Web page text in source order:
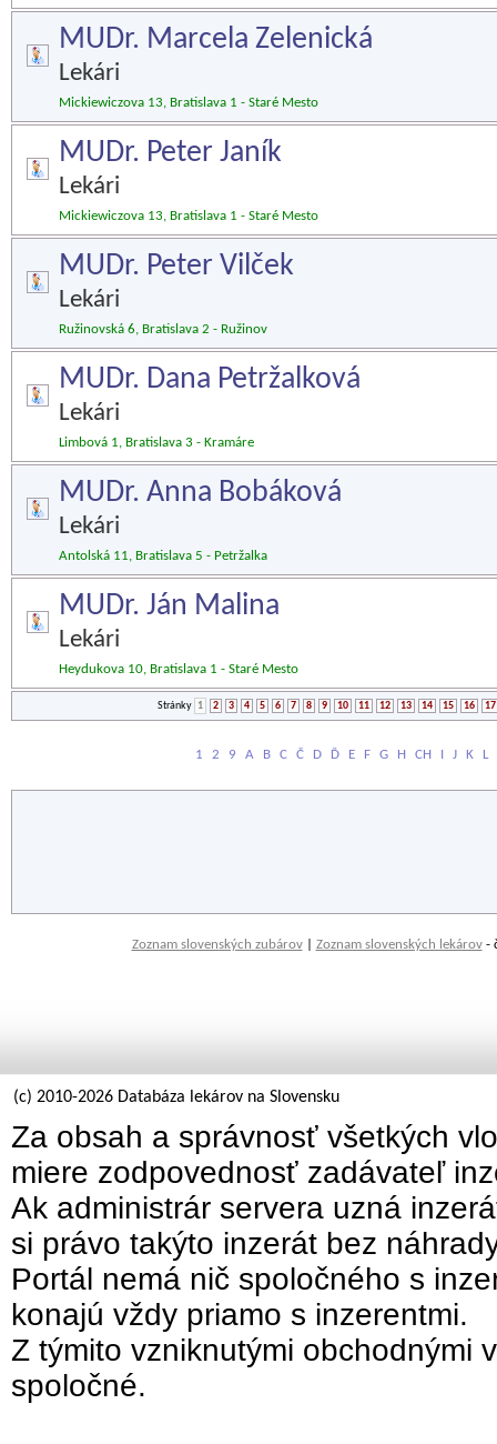
MUDr. Marcela Zelenická
Lekári
Mickiewiczova 13, Bratislava 1 - Staré Mesto
MUDr. Peter Janík
Lekári
Mickiewiczova 13, Bratislava 1 - Staré Mesto
MUDr. Peter Vilček
Lekári
Ružinovská 6, Bratislava 2 - Ružinov
MUDr. Dana Petržalková
Lekári
Limbová 1, Bratislava 3 - Kramáre
MUDr. Anna Bobáková
Lekári
Antolská 11, Bratislava 5 - Petržalka
MUDr. Ján Malina
Lekári
Heydukova 10, Bratislava 1 - Staré Mesto
Stránky 1 2 3 4 5 6 7 8 9 10 11 12 13 14 15 16 17
1 2 9 A B C Č D Ď E F G H CH I J K L
Zoznam slovenských zubárov| Zoznam slovenských lekárov-
(c) 2010-2026 Databáza lekárov na Slovensku
Za obsah a správnosť všetkých
miere zodpovednosť zadávateľ
Ak administrár servera uzná
si právo takýto inzerát bez
Portál nemá nič spoločného s
konajú vždy priamo s inzerentmi.
Z týmito vzniknutými obchodnými
spoločné.